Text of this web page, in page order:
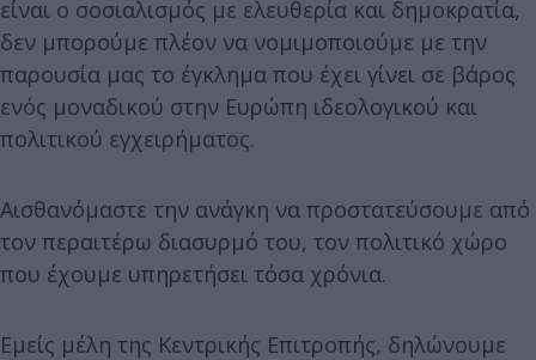
είναι ο σοσιαλισμός με ελευθερία και δημοκρατία,
δεν μπορούμε πλέον να νομιμοποιούμε με την
παρουσία μας το έγκλημα που έχει γίνει σε βάρος
ενός μοναδικού στην Ευρώπη ιδεολογικού και
πολιτικού εγχειρήματος.
Αισθανόμαστε την ανάγκη να προστατεύσουμε από
τον περαιτέρω διασυρμό του, τον πολιτικό χώρο
που έχουμε υπηρετήσει τόσα χρόνια.
Εμείς μέλη της Κεντρικής Επιτροπής, δηλώνουμε